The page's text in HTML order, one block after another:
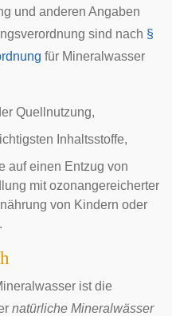
und anderen Angaben
sind nach §
für Mineralwasser
Quellnutzung,
Inhaltsstoffe,
auf einen Entzug von
mit ozonangereicherter
von Kindern oder
ist die
natürliche Mineralwässer